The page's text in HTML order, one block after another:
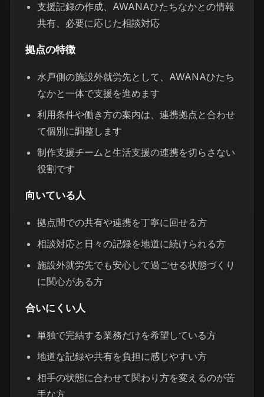
支援記録の作成、AWANAひたちなかとの情報
共有、必要に応じた相談対応
拠点の特徴
水戸側の施設外就労先として、AWANAひたち
なかと一体で支援を進めます
利用条件や働き方の案内は、連携拠点と合わせ
て個別に調整します
制作支援チームと生活支援の連携を切らさない
役割です
向いている人
拠点間での共有や連携を丁寧に回せる方
相談対応と日々の記録を地道に続けられる方
施設外就労先でも安心して過ごせる状態づくり
に関心がある方
合いにくい人
単独で完結する業務だけを希望している方
地道な記録や共有を負担に感じやすい方
相手の状態に合わせて関わり方を変えるのが苦
手な方